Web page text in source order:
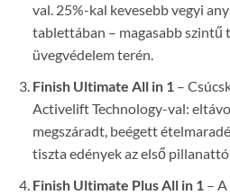
val. 25%-kal kevesebb vegyi
tablettában – magasabb szintű
üvegvédelem terén.
Finish Ultimate All in 1–
Activelift Technology-val:
megszáradt, beégett
tiszta edények az első
Finish Ultimate Plus All in 1 –